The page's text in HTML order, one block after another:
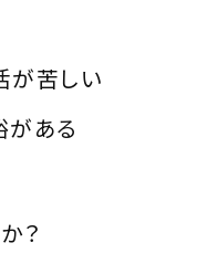
が苦しい
がある
？